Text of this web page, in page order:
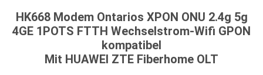
HK668 Modem Ontarios XPON ONU 2.4g 5g
4GE 1POTS FTTH Wechselstrom-Wifi GPON
kompatibel
Mit HUAWEI ZTE Fiberhome OLT